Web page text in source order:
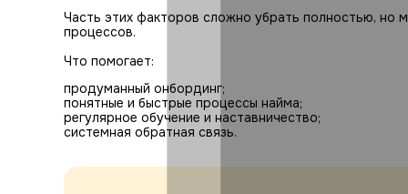
Часть этих факторов сложно убрать полностью, но
процессов.
Что помогает:
продуманный онбординг;
понятные и быстрые процессы найма;
регулярное обучение и наставничество;
системная обратная связь.